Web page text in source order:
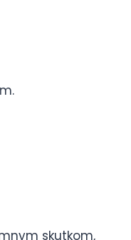
skutkom,